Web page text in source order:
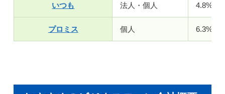
いつも 法人・個人 4.8%～
プロミス 個人 6.3%～